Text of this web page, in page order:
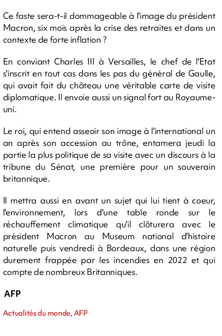
Ce faste sera-t-il dommageable à l'image du président
Macron, six mois après la crise des retraites et dans un
contexte de forte inflation ?
En conviant Charles III à Versailles, le chef de l'Etat
s'inscrit en tout cas dans les pas du général de Gaulle,
qui avait fait du château une véritable carte de visite
diplomatique. Il envoie aussi un signal fort au Royaume-
uni.
Le roi, qui entend asseoir son image à l'international un
an après son accession au trône, entamera jeudi la
partie la plus politique de sa visite avec un discours à la
tribune du Sénat, une première pour un souverain
britannique.
Il mettra aussi en avant un sujet qui lui tient à coeur,
l'environnement, lors d'une table ronde sur le
réchauffement climatique qu'il clôturera avec le
président Macron au Museum national d'histoire
naturelle puis vendredi à Bordeaux, dans une région
durement frappée par les incendies en 2022 et qui
compte de nombreux Britanniques.
AFP
Actualités du monde, AFP